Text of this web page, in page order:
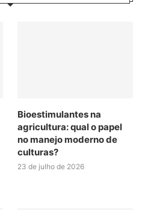
Bioestimulantes na
agricultura: qual o papel
no manejo moderno de
culturas?
23 de julho de 2026